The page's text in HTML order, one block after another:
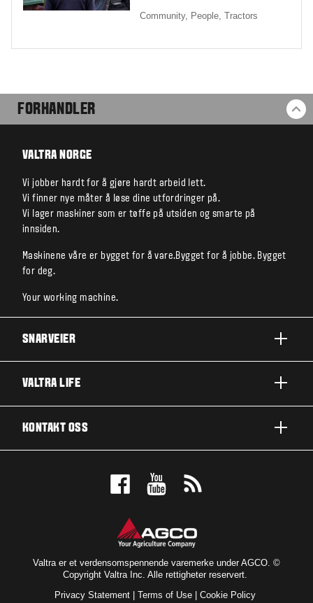
Community, People,Tractors
FORHANDLER
VALTRA NORGE
Vi jobber hardt for å gjøre hardt arbeid lett.
Vi finner nye måter å løse dine utfordringer på.
Vi lager maskiner som er tøffe på utsiden og smarte på
innsiden.
Maskinene våre er bygget for å vare.Bygget for å jobbe. Bygget
for deg.
Your working machine.
SNARVEIER
N-SERIE
TEKNOLOGI
VALTRA LIFE
VALTRA SHOP
ABONNÉR PÅ NYHETSBREV
KONTAKT OSS
BESTILL PRØVEKJØRING
Valtra er et verdensomspennende varemerke under AGCO. ©
Copyright Valtra Inc. Alle rettigheter reservert.
Privacy Statement
Terms of Use
Cookie Policy